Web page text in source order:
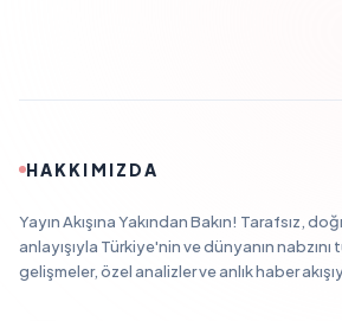
HAKKIMIZDA
Yayın Akışına Yakından Bakın! Tarafsız,
anlayışıyla Türkiye'nin ve dünyanın
gelişmeler, özel analizler ve anlık haber